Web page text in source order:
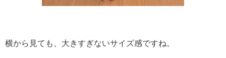
横から見ても、大きすぎないサイズ感ですね。